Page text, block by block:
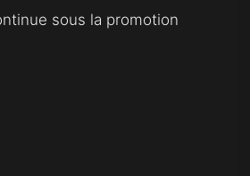
sous la promotion